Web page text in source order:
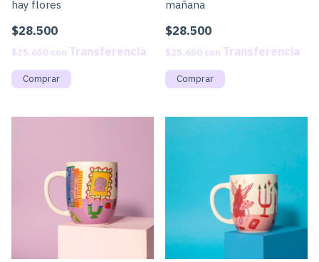
hay flores
$28.500
$25.650 con
mañana
$28.500
$25.650 con